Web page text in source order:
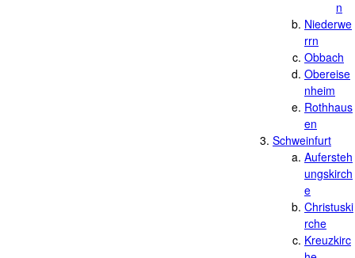
n
Niederwe
rrn
Obbach
Obereise
nheim
Rothhaus
en
Schweinfurt
Aufersteh
ungskirch
e
Christuski
rche
Kreuzkirc